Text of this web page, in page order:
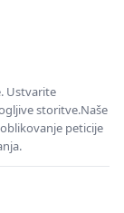
Ustvarite
storitve.Naše
peticije